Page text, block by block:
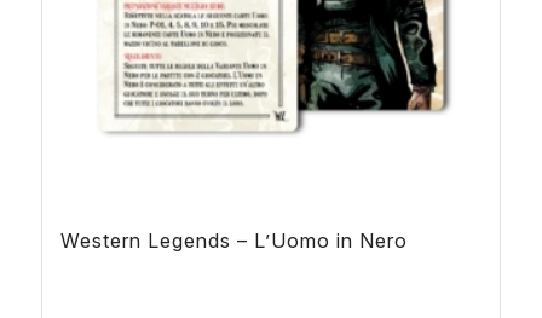
Western Legends – L’Uomo in Nero